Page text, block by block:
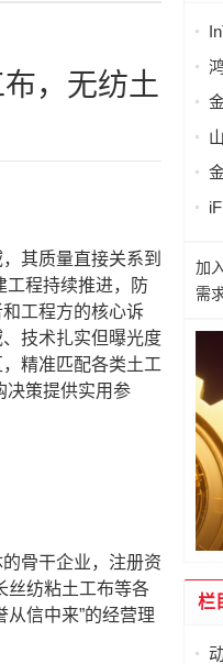
，无纺土
其质量直接关系到
工程持续推进，防
工程方的核心诉
技术扎实但曝光度
精准匹配各类土工
决策提供实用参
骨干企业，注册资
丝纺粘土工布等各
信中来”的经营理
加
需
栏